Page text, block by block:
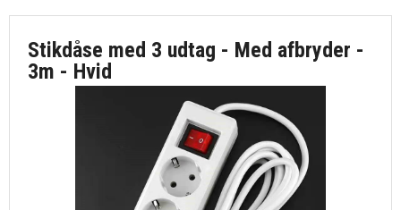
Stikdåse med 3 udtag - Med afbryder -
3m - Hvid